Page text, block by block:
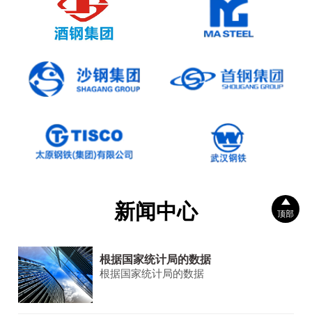
新闻中心
根据国家统计局的数据
根据国家统计局的数据

顶部